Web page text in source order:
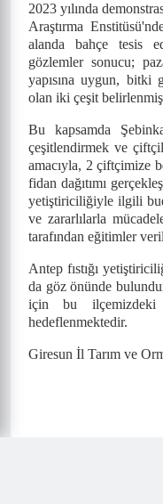
2023 yılında
Araştırma
alanda bahçe tesis
gözlemler sonucu;
yapısına uygun,
olan iki çeşit
Bu kapsamda
çeşitlendirmek ve
amacıyla, 2 çiftçimize
fidan dağıtımı
yetiştiriciliğiyle ilgili
ve zararlılarla
tarafından eğitimler
Antep fıstığı
da göz önünde
için bu ilçemizdeki
hedeflenmektedir.
Giresun İl Tarım ve